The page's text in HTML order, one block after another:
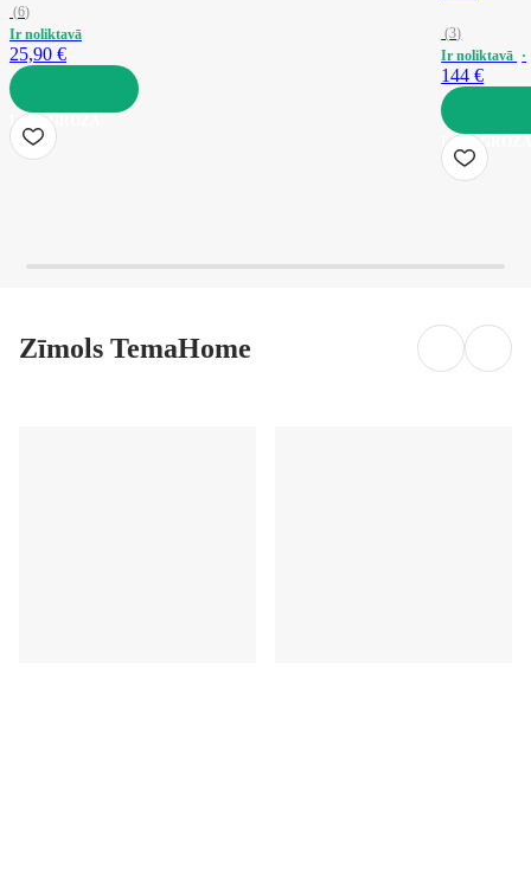
(6)
Ir noliktavā
25,90 €
LIKT GROZĀ
(3)
Ir noliktavā
144 €
LIKT
Zīmols TemaHome